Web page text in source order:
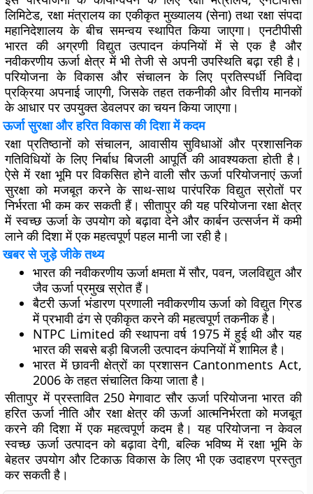
लिमिटेड, रक्षा मंत्रालय का एकीकृत मुख्यालय (सेना) तथा रक्षा संपदा
महानिदेशालय के बीच समन्वय स्थापित किया जाएगा। एनटीपीसी
भारत की अग्रणी विद्युत उत्पादन कंपनियों में से एक है और
नवीकरणीय ऊर्जा क्षेत्र में भी तेजी से अपनी उपस्थिति बढ़ा रही है।
परियोजना के विकास और संचालन के लिए प्रतिस्पर्धी निविदा
प्रक्रिया अपनाई जाएगी, जिसके तहत तकनीकी और वित्तीय मानकों
के आधार पर उपयुक्त डेवलपर का चयन किया जाएगा।
ऊर्जा सुरक्षा और हरित विकास की दिशा में कदम
रक्षा प्रतिष्ठानों को संचालन, आवासीय सुविधाओं और प्रशासनिक
गतिविधियों के लिए निर्बाध बिजली आपूर्ति की आवश्यकता होती है।
ऐसे में रक्षा भूमि पर विकसित होने वाली सौर ऊर्जा परियोजनाएं ऊर्जा
सुरक्षा को मजबूत करने के साथ-साथ पारंपरिक विद्युत स्रोतों पर
निर्भरता भी कम कर सकती हैं। सीतापुर की यह परियोजना रक्षा क्षेत्र
में स्वच्छ ऊर्जा के उपयोग को बढ़ावा देने और कार्बन उत्सर्जन में कमी
लाने की दिशा में एक महत्वपूर्ण पहल मानी जा रही है।
खबर से जुड़े जीके तथ्य
भारत की नवीकरणीय ऊर्जा क्षमता में सौर, पवन, जलविद्युत और
जैव ऊर्जा प्रमुख स्रोत हैं।
बैटरी ऊर्जा भंडारण प्रणाली नवीकरणीय ऊर्जा को विद्युत ग्रिड
में प्रभावी ढंग से एकीकृत करने की महत्वपूर्ण तकनीक है।
NTPC Limited की स्थापना वर्ष 1975 में हुई थी और यह
भारत की सबसे बड़ी बिजली उत्पादन कंपनियों में शामिल है।
भारत में छावनी क्षेत्रों का प्रशासन Cantonments Act,
2006 के तहत संचालित किया जाता है।
सीतापुर में प्रस्तावित 250 मेगावाट सौर ऊर्जा परियोजना भारत की
हरित ऊर्जा नीति और रक्षा क्षेत्र की ऊर्जा आत्मनिर्भरता को मजबूत
करने की दिशा में एक महत्वपूर्ण कदम है। यह परियोजना न केवल
स्वच्छ ऊर्जा उत्पादन को बढ़ावा देगी, बल्कि भविष्य में रक्षा भूमि के
बेहतर उपयोग और टिकाऊ विकास के लिए भी एक उदाहरण प्रस्तुत
कर सकती है।